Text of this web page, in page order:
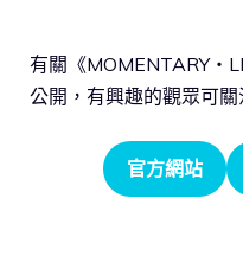
有關《MOMENTARY・
公開，有興趣的觀眾可
官方網站